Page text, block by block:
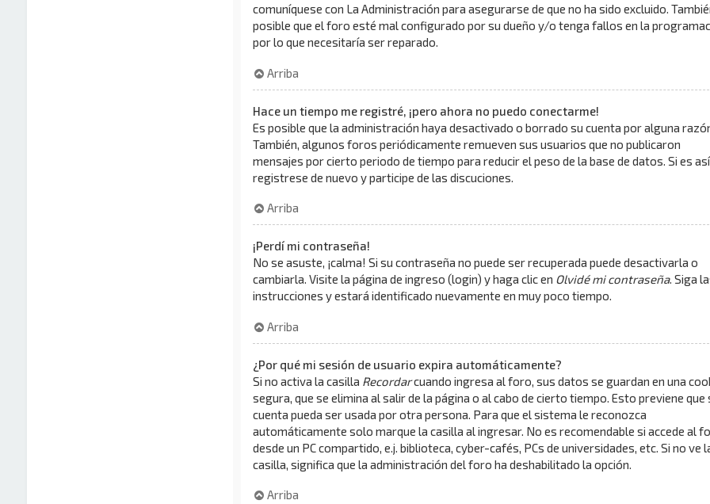
comuníquese con La Administración para asegurarse de que no ha sido excluido.
posible que el foro esté mal configurado por su dueño y/o tenga fallos en la
por lo que necesitaría ser reparado.
Arriba
Hace un tiempo me registré, ¡pero ahora no puedo conectarme!
Es posible que la administración haya desactivado o borrado su cuenta por alguna
También, algunos foros periódicamente remueven sus usuarios que no publicaron
mensajes por cierto periodo de tiempo para reducir el peso de la base de datos. Si es así,
registrese de nuevo y participe de las discuciones.
Arriba
¡Perdí mi contraseña!
No se asuste, ¡calma! Si su contraseña no puede ser recuperada puede desactivarla o
cambiarla. Visite la página de ingreso (login) y haga clic en Olvidé mi contraseña. Siga
instrucciones y estará identificado nuevamente en muy poco tiempo.
Arriba
¿Por qué mi sesión de usuario expira automáticamente?
Si no activa la casilla Recordarcuando ingresa al foro, sus datos se guardan en una
segura, que se elimina al salir de la página o al cabo de cierto tiempo. Esto previene que
cuenta pueda ser usada por otra persona. Para que el sistema le reconozca
automáticamente solo marque la casilla al ingresar. No es recomendable si accede al
desde un PC compartido, e.j. biblioteca, cyber-cafés, PCs de universidades, etc. Si no ve
casilla, significa que la administración del foro ha deshabilitado la opción.
Arriba